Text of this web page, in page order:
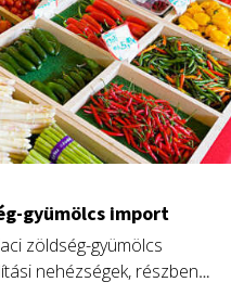
gyümölcs import
zöldség-gyümölcs
nehézségek, részben